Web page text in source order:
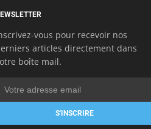
vous pour recevoir nos
articles directement dans
boîte mail.
S'INSCRIRE